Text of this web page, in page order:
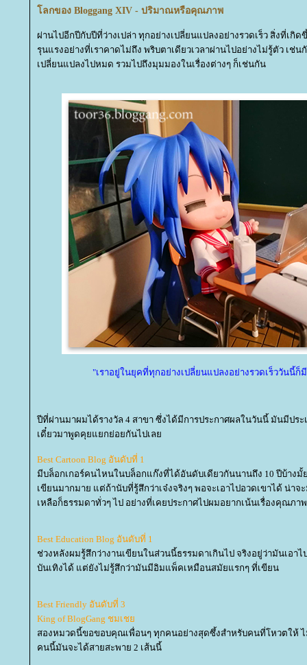
ลกของ Bloggang XIV - ปริมาณหรือคุณภาพ
ผ่านไปอีกปีกับปีที่ว่างเปล่า ทุกอย่างเปลี่ยนแปลงอย่างรวดเร็ว สิ่งที่เกิ
รุนแรงอย่างที่เราคาดไม่ถึง พริบตาเดียวเวลาผ่านไปอย่างไม่รู้ตัว เช่
เปลี่ยนแปลงไปหมด รวมไปถึงมุมมองในเรื่องต่างๆ ก็เช่นกัน
"เราอยู่ในยุคที่ทุกอย่างเปลี่ยนแปลงอย่างรวดเร็ววันนี้ก็
ปีที่ผ่านมาผมได้รางวัล 4 สาขา ซึ่งได้มีการประกาศผลในวันนี้ มันมีปร
เดี๋ยวมาพูดคุยแยกย่อยกันไปเล
Best Cartoon Blog อันดับที่ 1
มีบล็อกเกอร์คนไหนในบล็อกแก๊งที่ได้อันดับเดียวกันนานถึง 10 ปีบ้างมั้
เขียนมากมาย แต่ถ้านับที่รู้สึกว่าเจ๋งจริงๆ พอจะเอาไปอวดเขาได้ น่าจ
เหลือก็ธรรมดาทั่วๆ ไป อย่างที่เคยประกาศไปผมอยากเน้นเรื่องคุณภ
Best Education Blog อันดับที่ 1
ช่วงหลังผมรู้สึกว่างานเขียนในส่วนนี้ธรรมดาเกินไป จริงอยู่ว่ามันเอา
บันเทิงได้ แต่ยังไม่รู้สึกว่ามันมีอิมแพ็คเหมือนสมัยแรกๆ ที่เขียน
Best Friendly อันดับที่ 3
King of BlogGang ชมเช
สองหมวดนี้ขอขอบคุณเพื่อนๆ ทุกคนอย่างสุดซึ้งสำหรับคนที่โหวตให้ ไ
คนนี้มันจะได้สายสะพาย 2 เส้นนี้